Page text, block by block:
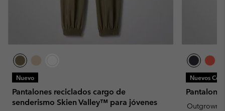
Nuevo
Pantalones reciclados cargo de
senderismo Skien Valley™ para jóvenes
Nuevos